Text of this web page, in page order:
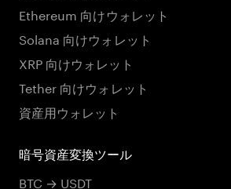
Ethereum 向けウォレット
Solana 向けウォレット
XRP 向けウォレット
Tether 向けウォレット
資産用ウォレット
暗号資産変換ツール
BTC → USDT